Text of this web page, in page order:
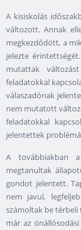
A kisiskolás
változott. Annak
megkezdődött, a
jelezte
mutattak
feladatokkal
válaszadónak
nem mutatott
feladatokkal
jelentettek
A továbbiakban a
megtanultak
gondot jelentett.
nem javul,
számoltak be
már az